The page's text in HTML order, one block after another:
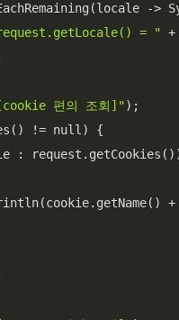
->
= "
편의 조회]");
!= null) {
: